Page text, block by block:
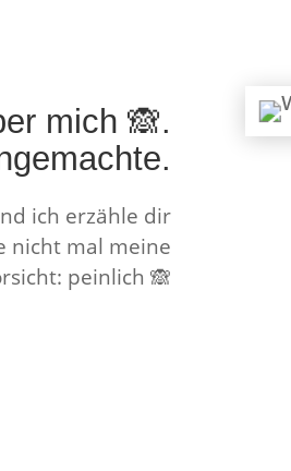
mich 🙈.
ich erzähle dir
nicht mal meine
peinlich 🙈